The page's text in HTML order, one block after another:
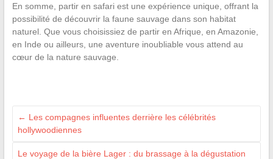
En somme, partir en safari est une expérience unique, offrant la
possibilité de découvrir la faune sauvage dans son habitat
naturel. Que vous choisissiez de partir en Afrique, en Amazonie,
en Inde ou ailleurs, une aventure inoubliable vous attend au
cœur de la nature sauvage.
← Les compagnes influentes derrière les célébrités
hollywoodiennes
Le voyage de la bière Lager : du brassage à la dégustation